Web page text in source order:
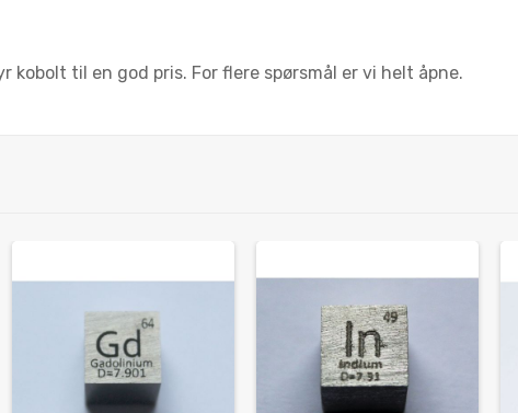
kobolt til en god pris. For flere spørsmål er vi helt åpne.